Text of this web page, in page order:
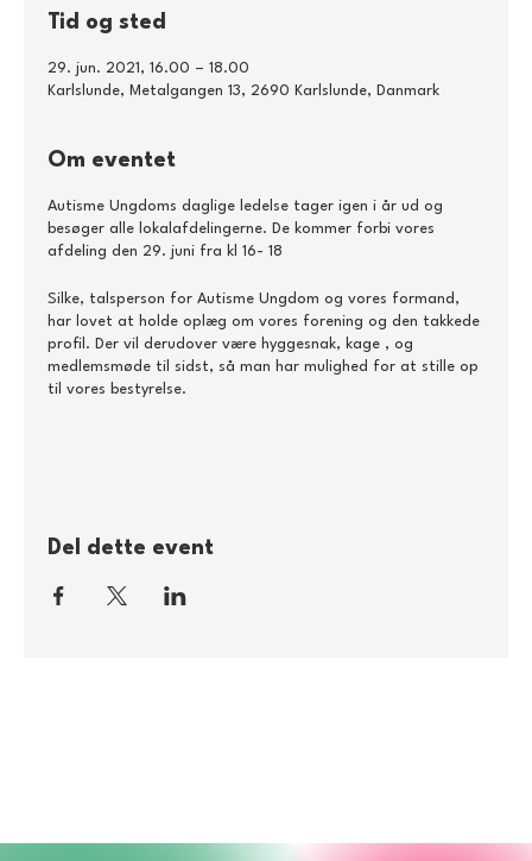
Tid og sted
29. jun. 2021, 16.00 – 18.00
Karlslunde, Metalgangen 13, 2690 Karlslunde, Danmark
Om eventet
Autisme Ungdoms daglige ledelse tager igen i år ud og
besøger alle lokalafdelingerne. De kommer forbi vores
afdeling den 29. juni fra kl 16- 18
Silke, talsperson for Autisme Ungdom og vores formand,
har lovet at holde oplæg om vores forening og den takkede
profil. Der vil derudover være hyggesnak, kage , og
medlemsmøde til sidst, så man har mulighed for at stille op
til vores bestyrelse.
Del dette event